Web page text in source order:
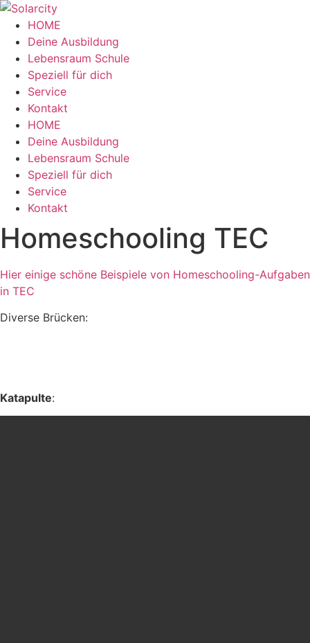
Zum
Inhalt
wechseln
HOME
Deine Ausbildung
Lebensraum Schule
Speziell für dich
Service
Kontakt
Menü HOME
Deine Ausbildung
Lebensraum Schule
Speziell für dich
Service
Kontakt
Homeschooling TEC
Hier einige schöne Beispiele von Homeschooling-Aufgaben
in TEC
Diverse Brücken:
Katapulte: